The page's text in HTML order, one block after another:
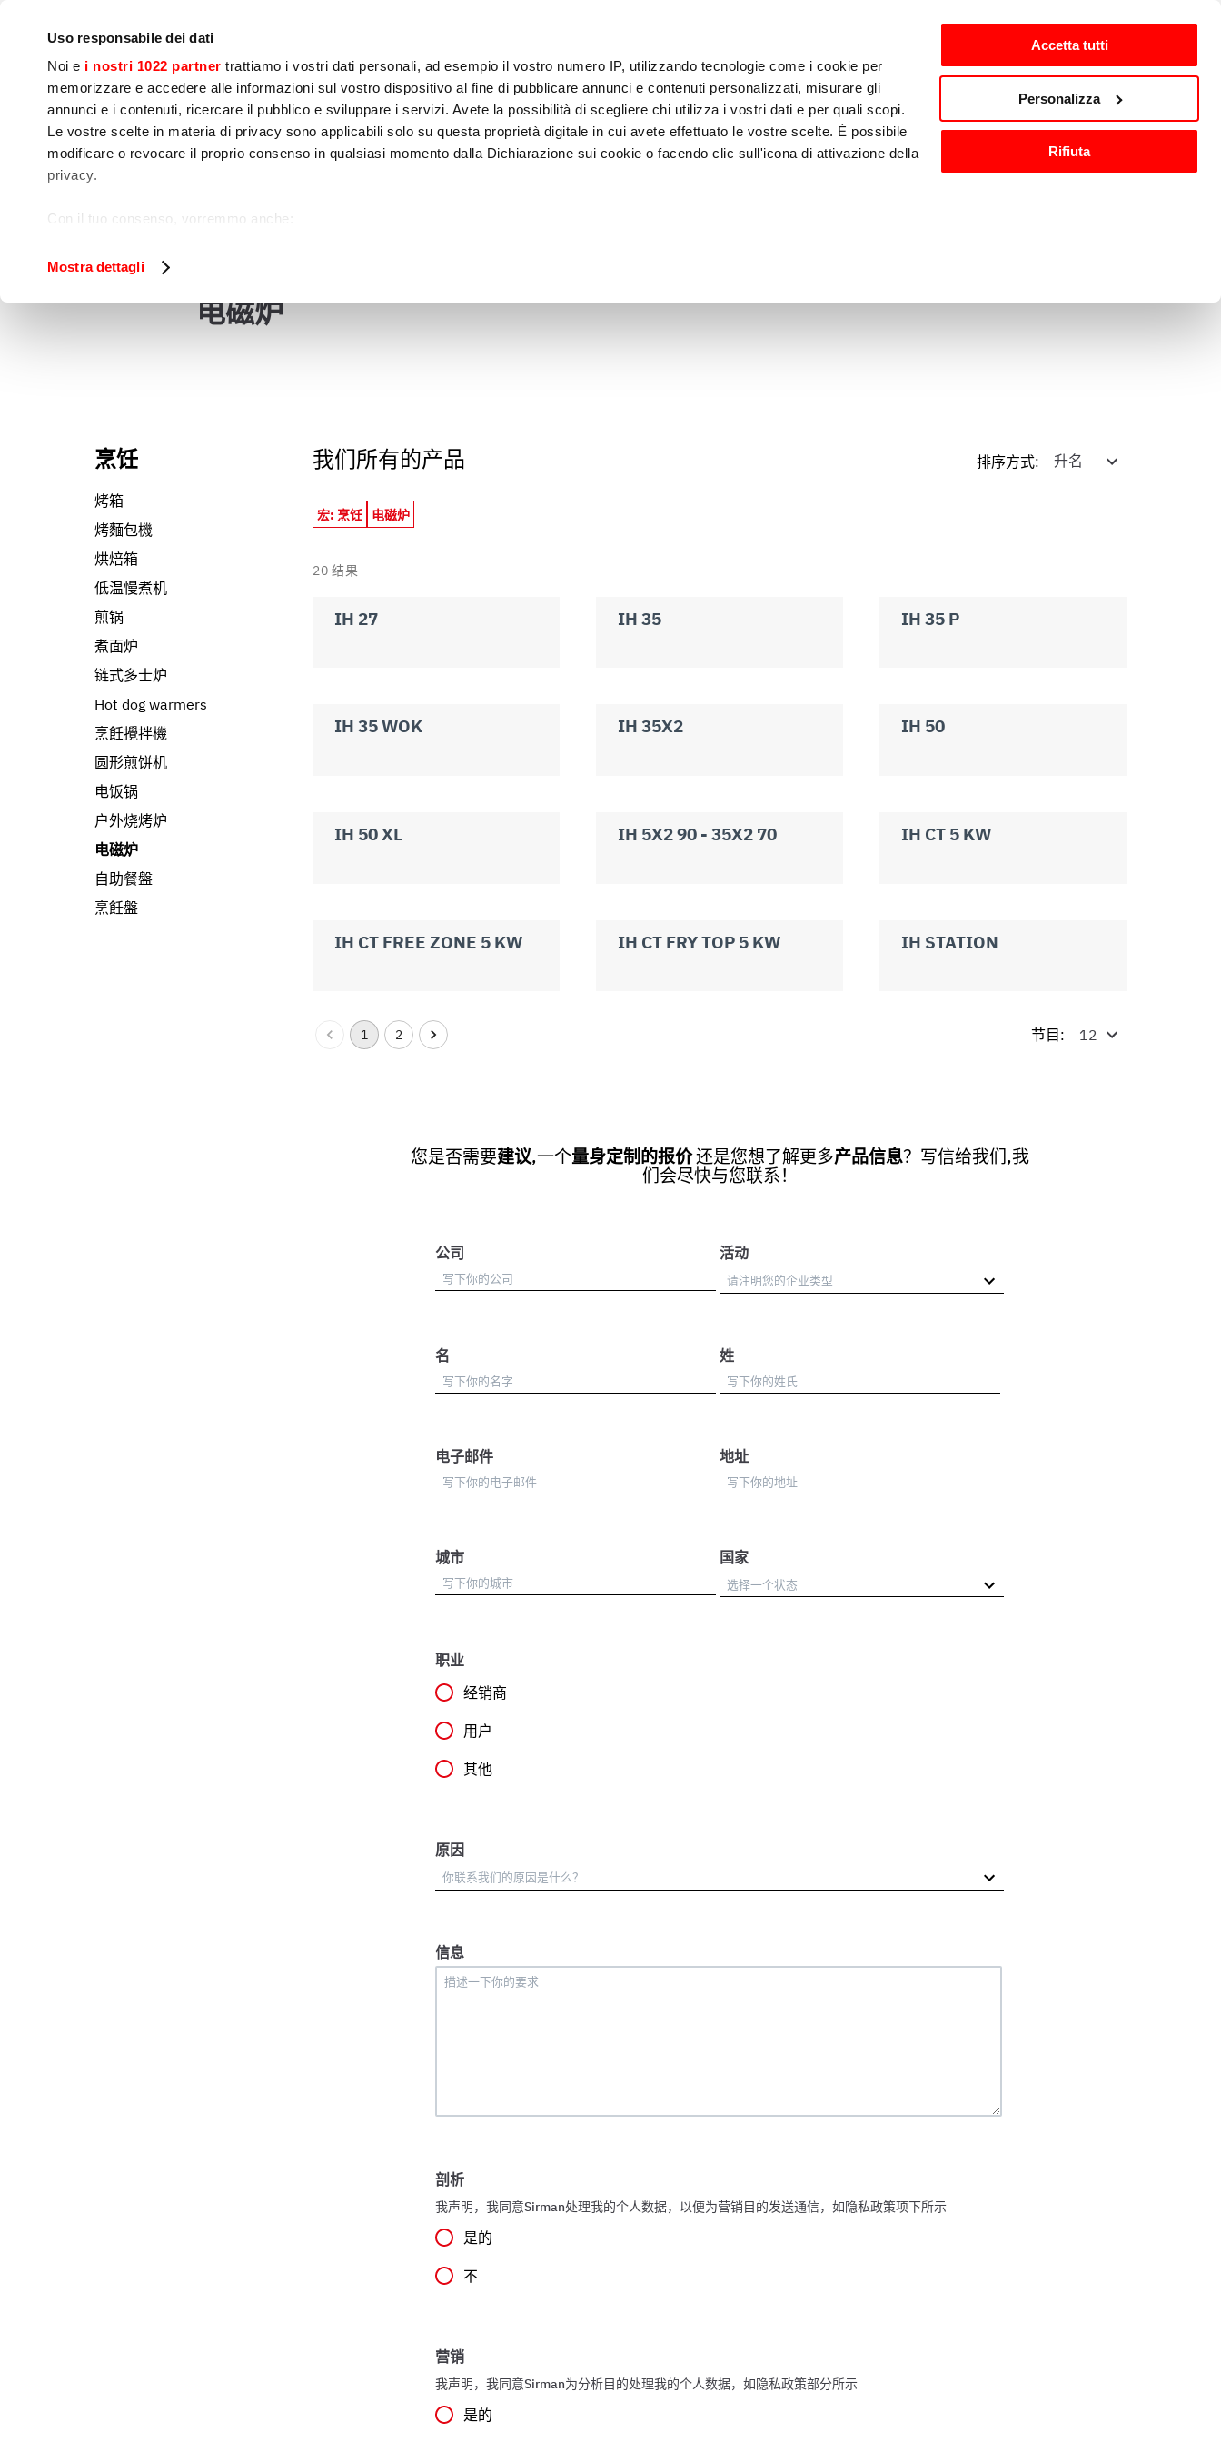
Uso responsabile dei dati
Noi e i nostri 1022 partner trattiamo i vostri dati personali, ad esempio il vostro numero IP, utilizzando tecnologie come i cookie per
memorizzare e accedere alle informazioni sul vostro dispositivo al fine di pubblicare annunci e contenuti personalizzati, misurare gli
annunci e i contenuti, ricercare il pubblico e sviluppare i servizi. Avete la possibilità di scegliere chi utilizza i vostri dati e per quali scopi.
Le vostre scelte in materia di privacy sono applicabili solo su questa proprietà digitale in cui avete effettuato le vostre scelte. È possibile
modificare o revocare il proprio consenso in qualsiasi momento dalla Dichiarazione sui cookie o facendo clic sull'icona di attivazione della
privacy.
Con il tuo consenso, vorremmo anche:
Identificare il tuo dispositivo, scansionandolo attivamente alla ricerca di caratteristiche specifiche (impronte digitali).
tuo consenso in qualsiasi momento dalla Dichiarazione sui cookie.
Mostra dettagli
Accetta tutti
Personalizza
Rifiuta
客户 zh-CN
烹饪 食品加工 包装 急速冷却器 食陈列 洗与消毒 其他厨房设备
电磁炉
烹饪
烤箱
烤麵包機
烘焙箱
低温慢煮机
煎锅
煮面炉
链式多士炉
Hot dog warmers
烹飪攪拌機
圆形煎饼机
电饭锅
户外烧烤炉
电磁炉
自助餐盤
烹飪盤
我们所有的产品 排序方式:
宏: 烹饪 电磁炉
20 结果
IH 27 IH 35 IH 35 P
IH 35 WOK IH 35X2 IH 50
IH 50 XL IH 5X2 90 - 35X2 70 IH CT 5 KW
IH CT FREE ZONE 5 KW IH CT FRY TOP 5 KW IH STATION
1 2 节目:
您是否需要建议,一个量身定制的报价还是您想了解更多产品信息？写信给我们,我
们会尽快与您联系！
公司 活动
名 姓
电子邮件 地址
城市 国家
职业
经销商
用户
其他
原因
信息
剖析
我声明，我同意Sirman处理我的个人数据，以便为营销目的发送通信，如隐私政策项下所示
是的
不
营销
我声明，我同意Sirman为分析目的处理我的个人数据，如隐私政策部分所示
是的